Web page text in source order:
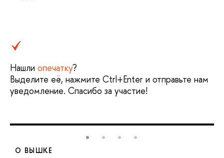
Нашли опечатку?
Выделите её, нажмите Ctrl+Enter и отправьте нам
уведомление. Спасибо за участие!
О ВЫШКЕ